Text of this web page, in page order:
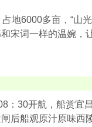
地6000多亩，“山
宋词一样的温婉，
30开航，船赏宜
后船观原汁原味西